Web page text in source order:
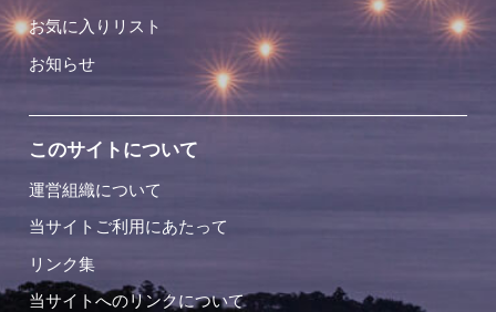
お気に入りリスト
お知らせ
このサイトについて
運営組織について
当サイトご利用にあたって
リンク集
当サイトへのリンクについて